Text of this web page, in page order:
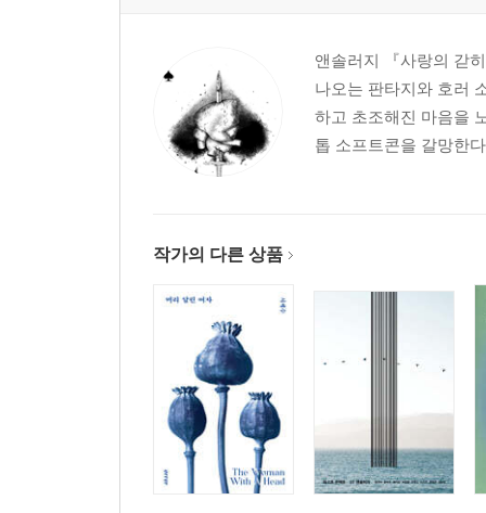
앤솔러지 『사랑의 갇
나오는 판타지와 호러
하고 초조해진 마음을
톱 소프트콘을 갈망한
작가의 다른 상품